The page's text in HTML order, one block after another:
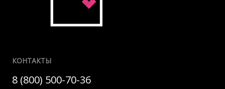
КОНТАКТЫ
8 (800) 500-70-36